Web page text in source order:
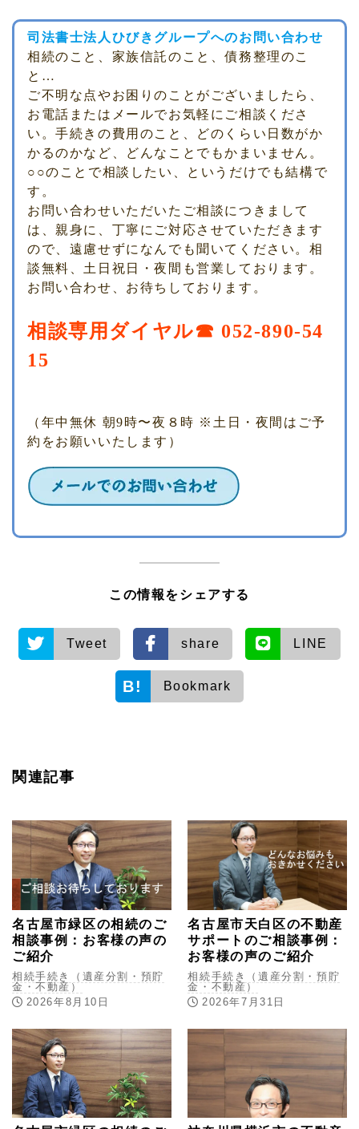
司法書士法人ひびきグループへのお問い合わせ
相続のこと、家族信託のこと、債務整理のこ
と…
ご不明な点やお困りのことがございましたら、
お電話またはメールでお気軽にご相談くださ
い。手続きの費用のこと、どのくらい日数がか
かるのかなど、どんなことでもかまいません。
○○のことで相談したい、というだけでも結構で
す。
お問い合わせいただいたご相談につきまして
は、親身に、丁寧にご対応させていただきます
ので、遠慮せずになんでも聞いてください。相
談無料、土日祝日・夜間も営業しております。
お問い合わせ、お待ちしております。
相談専用ダイヤル☎ 052-890-54
15
（年中無休 朝9時〜夜８時 ※土日・夜間はご予
約をお願いいたします）
この情報をシェアする
Tweet share LINE
Bookmark
関連記事
名古屋市緑区の相続のご
相談事例：お客様の声の
ご紹介
相続手続き（遺産分割・預貯
金・不動産）
2026年8月10日
名古屋市天白区の不動産
サポートのご相談事例：
お客様の声のご紹介
相続手続き（遺産分割・預貯
金・不動産）
2026年7月31日